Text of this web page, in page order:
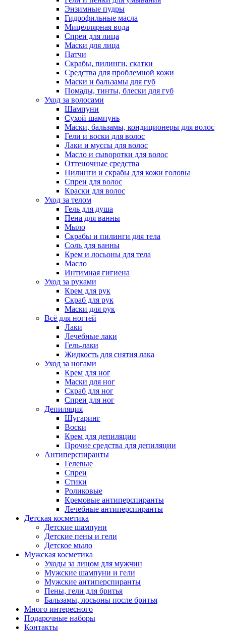
Энзимные пудры
Гидрофильные масла
Мицеллярная вода
Спреи для лица
Маски для лица
Патчи
Скрабы, пилинги, скатки
Средства для проблемной кожи
Маски и бальзамы для губ
Помады, тинты, блески для губ
Уход за волосами
Шампуни
Сухой шампунь
Маски, бальзамы, кондиционеры для волос
Гели и воски для волос
Лаки и муссы для волос
Масло и сыворотки для волос
Оттеночные средства
Пилинги и скрабы для кожи головы
Спреи для волос
Краски для волос
Уход за телом
Гель для душа
Пена для ванны
Мыло
Скрабы и пилинги для тела
Соль для ванны
Крем и лосьоны для тела
Масло
Интимная гигиена
Уход за руками
Крем для рук
Скраб для рук
Маски для рук
Всё для ногтей
Лаки
Лечебные лаки
Гель-лаки
Жидкость для снятия лака
Уход за ногами
Крем для ног
Маски для ног
Скраб для ног
Спреи для ног
Депиляция
Шугаринг
Воски
Крем для депиляции
Прочие средства для депиляции
Антиперспиранты
Гелевые
Спреи
Стики
Роликовые
Кремовые антиперспиранты
Лечебные антиперспиранты
Детская косметика
Детские шампуни
Детские пены и гели
Детское мыло
Мужская косметика
Уходы за лицом для мужчин
Мужские шампуни и гели
Мужские антиперспиранты
Пены, гели для бритья
Бальзамы, лосьоны после бритья
Много интересного
Подарочные наборы
Контакты